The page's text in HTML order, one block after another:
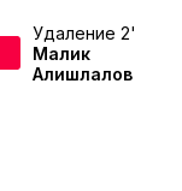
Удаление 2'
Малик
Алишлалов